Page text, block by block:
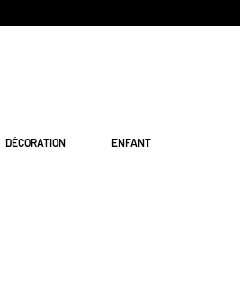
DÉCORATION ENFANT